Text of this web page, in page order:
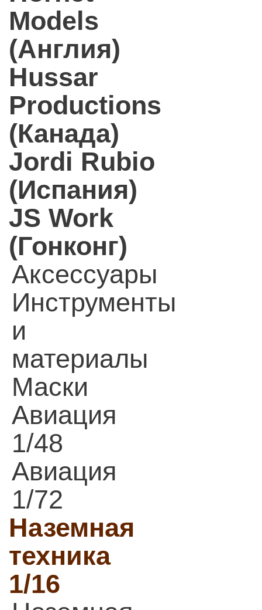
Models
(Англия)
Hussar
Productions
(Канада)
Jordi Rubio
(Испания)
JS Work
(Гонконг)
Аксессуары
Инструменты
и
материалы
Маски
Авиация
1/48
Авиация
1/72
Наземная
техника
1/16